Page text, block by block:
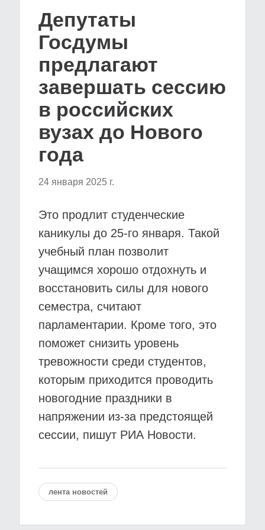
Депутаты
Госдумы
предлагают
завершать сессию
в российских
вузах до Нового
года
24 января 2025 г.
Это продлит студенческие
каникулы до 25-го января. Такой
учебный план позволит
учащимся хорошо отдохнуть и
восстановить силы для нового
семестра, считают
парламентарии. Кроме того, это
поможет снизить уровень
тревожности среди студентов,
которым приходится проводить
новогодние праздники в
напряжении из-за предстоящей
сессии, пишут РИА Новости.
лента новостей